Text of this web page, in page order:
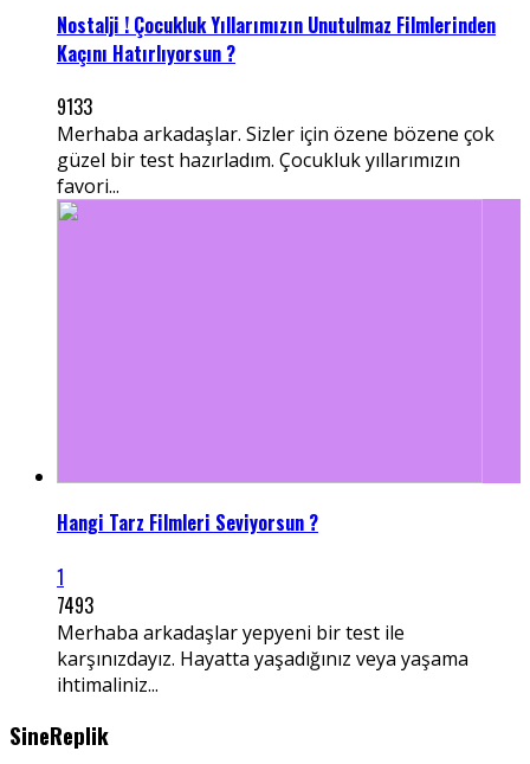
Nostalji ! Çocukluk Yıllarımızın Unutulmaz Filmlerinden
Kaçını Hatırlıyorsun ?
9133
Merhaba arkadaşlar. Sizler için özene bözene çok
güzel bir test hazırladım. Çocukluk yıllarımızın
favori...
Hangi Tarz Filmleri Seviyorsun ?
1
7493
Merhaba arkadaşlar yepyeni bir test ile
karşınızdayız. Hayatta yaşadığınız veya yaşama
ihtimaliniz...
SineReplik